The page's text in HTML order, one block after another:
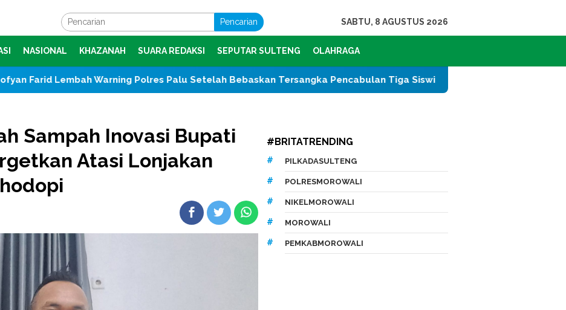
Pencarian SABTU, 8 AGUSTUS 2026
NASIONAL KHAZANAH SUARA REDAKSI SEPUTAR SULTENG OLAHRAGA
Warning Polres Palu Setelah Bebaskan Tersangka Pencabulan Tiga Siswi SD Serap Ribuan Tenaga Lokal, PT
Sampah Inovasi Bupati
Atasi Lonjakan
#BRITATRENDING
PILKADASULTENG
POLRESMOROWALI
NIKELMOROWALI
MOROWALI
PEMKABMOROWALI